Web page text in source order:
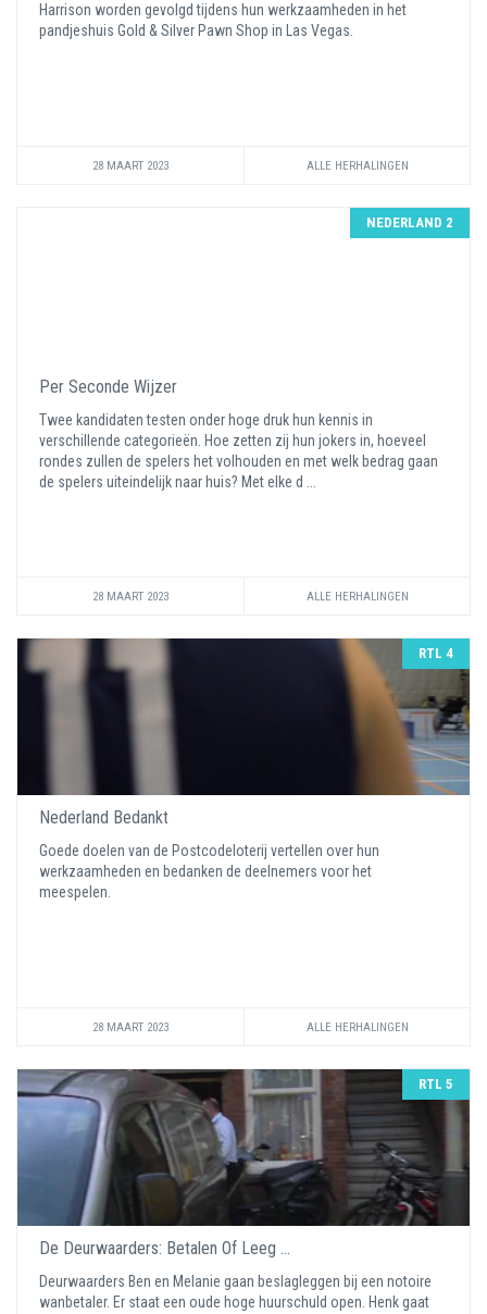
Harrison worden gevolgd tijdens hun werkzaamheden in het
pandjeshuis Gold & Silver Pawn Shop in Las Vegas.
28 MAART 2023 ALLE HERHALINGEN
NEDERLAND 2
Per Seconde Wijzer
Twee kandidaten testen onder hoge druk hun kennis in
verschillende categorieën. Hoe zetten zij hun jokers in, hoeveel
rondes zullen de spelers het volhouden en met welk bedrag gaan
de spelers uiteindelijk naar huis? Met elke d ...
28 MAART 2023 ALLE HERHALINGEN
RTL 4
Nederland Bedankt
Goede doelen van de Postcodeloterij vertellen over hun
werkzaamheden en bedanken de deelnemers voor het
meespelen.
28 MAART 2023 ALLE HERHALINGEN
RTL 5
De Deurwaarders: Betalen Of Leeg ...
Deurwaarders Ben en Melanie gaan beslagleggen bij een notoire
wanbetaler. Er staat een oude hoge huurschuld open. Henk gaat